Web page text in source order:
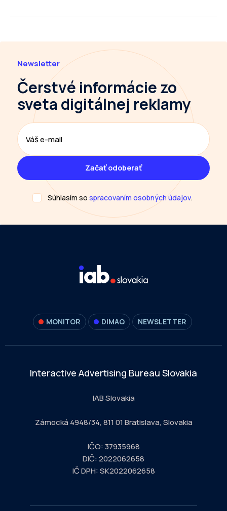
Newsletter
Čerstvé informáciezo
sveta digitálnej reklamy
Súhlasím sospracovaním osobných údajov.
MONITOR DIMAQ NEWSLETTER
Interactive Advertising Bureau Slovakia
IAB Slovakia
Zámocká 4948/34, 811 01 Bratislava, Slovakia
IČO: 37935968
DIČ: 2022062658
IČ DPH: SK2022062658